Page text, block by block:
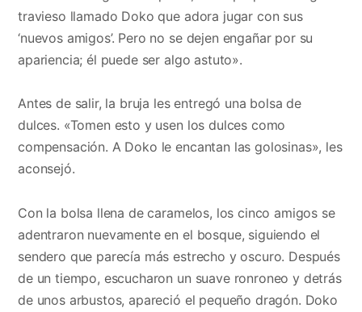
travieso llamado Doko que adora jugar con sus
‘nuevos amigos’. Pero no se dejen engañar por su
apariencia; él puede ser algo astuto».
Antes de salir, la bruja les entregó una bolsa de
dulces. «Tomen esto y usen los dulces como
compensación. A Doko le encantan las golosinas», les
aconsejó.
Con la bolsa llena de caramelos, los cinco amigos se
adentraron nuevamente en el bosque, siguiendo el
sendero que parecía más estrecho y oscuro. Después
de un tiempo, escucharon un suave ronroneo y detrás
de unos arbustos, apareció el pequeño dragón. Doko